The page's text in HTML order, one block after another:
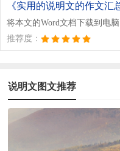
《实用的说明文的作文汇
将本文的Word文档下载到电
推荐度：
说明文图文推荐